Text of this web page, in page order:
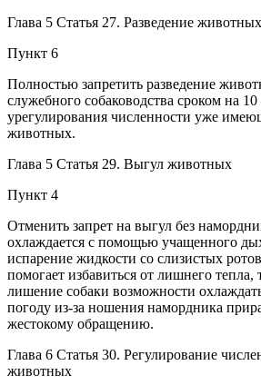
Глава 5 Статья 27. Разведение
Пункт 6
Полностью запретить разведение
служебного собаководства сроком на 10
урегулирования численности уже
животных.
Глава 5 Статья 29. Выгул животных
Пункт 4
Отменить запрет на выгул без
охлаждается с помощью учащенного
испарение жидкости со слизистых
помогает избавиться от лишнего тепла,
лишение собаки возможности
погоду из-за ношения намордника
жестокому обращению.
Глава 6 Статья 30. Регулирование
животных